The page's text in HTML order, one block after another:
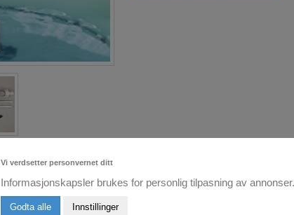
Vi verdsetter personvernet ditt
Informasjonskapsler brukes for personlig tilpasning av annonser.
Godta alle Innstillinger